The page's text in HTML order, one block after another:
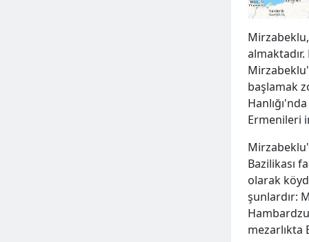
almaktadır.
başlamak
Ermenileri
Bazilikası
olarak
şunlardır:
mezarlıkta